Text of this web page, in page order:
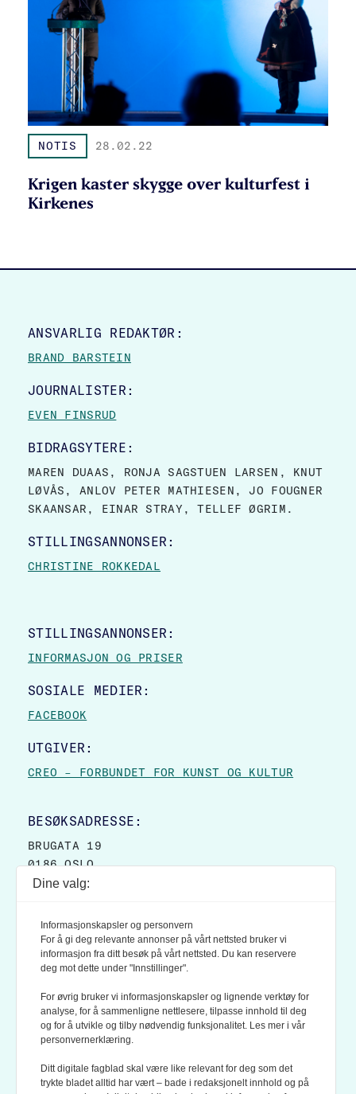
NOTIS 28.02.22
Krigen kaster skygge over kulturfest i
Kirkenes
SITE FOOTER
ANSVARLIG REDAKTØR:
BRAND BARSTEIN
JOURNALISTER:
EVEN FINSRUD
BIDRAGSYTERE:
MAREN DUAAS, RONJA SAGSTUEN LARSEN, KNUT
LØVÅS, ANLOV PETER MATHIESEN, JO FOUGNER
SKAANSAR, EINAR STRAY, TELLEF ØGRIM.
STILLINGSANNONSER:
CHRISTINE ROKKEDAL
STILLINGSANNONSER:
INFORMASJON OG PRISER
SOSIALE MEDIER:
FACEBOOK
UTGIVER:
CREO – FORBUNDET FOR KUNST OG KULTUR
BESØKSADRESSE:
BRUGATA 19
0186 OSLO
POSTBOKS 9007 GRØNLAND
0133 OSLO
LES OGSÅ:
KONTEKSTS PERSONVERN-POLICY
Dine valg:
Informasjonskapsler og personvern
For å gi deg relevante annonser på vårt nettsted bruker vi
informasjon fra ditt besøk på vårt nettsted. Du kan reservere
deg mot dette under "Innstillinger".
For øvrig bruker vi informasjonskapsler og lignende verktøy for
analyse, for å sammenligne nettlesere, tilpasse innhold til deg
og for å utvikle og tilby nødvendig funksjonalitet. Les mer i vår
personvernerklæring.
Ditt digitale fagblad skal være like relevant for deg som det
trykte bladet alltid har vært – bade i redaksjonelt innhold og på